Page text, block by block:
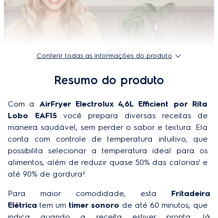
Profundidade do produto embalado
Timer com aviso sonoro
Frequência 60 Hz
Luz indicadora de funcionamento Sim
Comprimento do cabo elétrico (m)
Conferir todas as informações do produto
Resumo do produto
Com a AirFryer Electrolux 4,6L Efficient por Rita
Lobo EAF15 você prepara diversas receitas de
maneira saudável, sem perder o sabor e textura. Ela
conta com controle de temperatura intuitivo, que
possibilita selecionar a temperatura ideal para os
alimentos, além de reduzir quase 50% das calorias¹ e
até 90% de gordura².
Para maior comodidade, esta Fritadeira
Elétrica tem um timer sonoro de até 60 minutos, que